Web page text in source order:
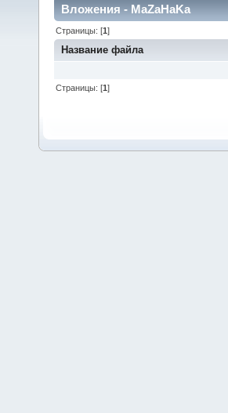
Вложения - MaZaHaKa
Страницы: [1]
Название файла
Страницы: [1]